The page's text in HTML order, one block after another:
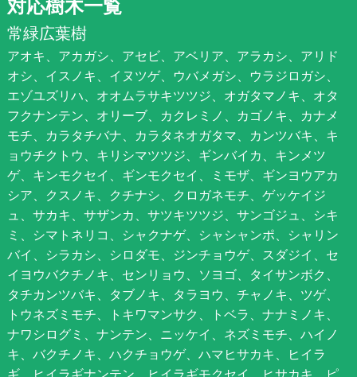
常緑広葉樹
アオキ、アカガシ、アセビ、アベリア、アラカシ、アリド
オシ、イスノキ、イヌツゲ、ウバメガシ、ウラジロガシ、
エゾユズリハ、オオムラサキツツジ、オガタマノキ、オタ
フクナンテン、オリーブ、カクレミノ、カゴノキ、カナメ
モチ、カラタチバナ、カラタネオガタマ、カンツバキ、キ
ョウチクトウ、キリシマツツジ、ギンバイカ、キンメツ
ゲ、キンモクセイ、ギンモクセイ、ミモザ、ギンヨウアカ
シア、クスノキ、クチナシ、クロガネモチ、ゲッケイジ
ュ、サカキ、サザンカ、サツキツツジ、サンゴジュ、シキ
ミ、シマトネリコ、シャクナゲ、シャシャンポ、シャリン
バイ、シラカシ、シロダモ、ジンチョウゲ、スダジイ、セ
イヨウバクチノキ、センリョウ、ソヨゴ、タイサンボク、
タチカンツバキ、タブノキ、タラヨウ、チャノキ、ツゲ、
トウネズミモチ、トキワマンサク、トベラ、ナナミノキ、
ナワシログミ、ナンテン、ニッケイ、ネズミモチ、ハイノ
キ、バクチノキ、ハクチョウゲ、ハマヒサカキ、ヒイラ